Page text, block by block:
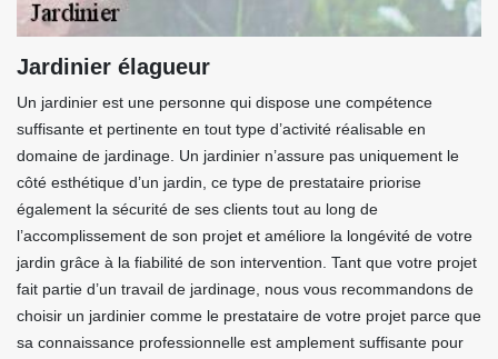
Jardinier élagueur
Un jardinier est une personne qui dispose une compétence
suffisante et pertinente en tout type d’activité réalisable en
domaine de jardinage. Un jardinier n’assure pas uniquement le
côté esthétique d’un jardin, ce type de prestataire priorise
également la sécurité de ses clients tout au long de
l’accomplissement de son projet et améliore la longévité de votre
jardin grâce à la fiabilité de son intervention. Tant que votre projet
fait partie d’un travail de jardinage, nous vous recommandons de
choisir un jardinier comme le prestataire de votre projet parce que
sa connaissance professionnelle est amplement suffisante pour